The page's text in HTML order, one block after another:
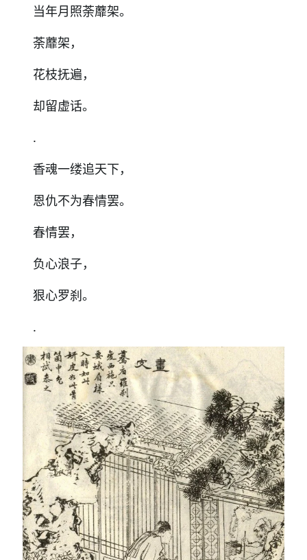
当年月照荼蘼架。
荼蘼架，
花枝抚遍，
却留虚话。
.
香魂一缕追天下，
恩仇不为春情罢。
春情罢，
负心浪子，
狠心罗刹。
.